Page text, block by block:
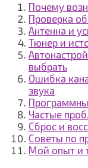
Почему
Проверка
Антенна и
Тюнер и
выбрать
Ошибка
звука
Частые
Сброс и
Советы по
Мой опыт и